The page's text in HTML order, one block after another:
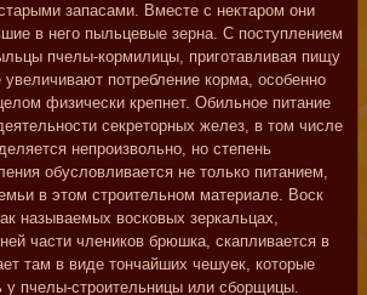
запасами. Вместе с нектаром они
в него пыльцевые зерна. С поступлением
пчелы-кормилицы, приготавливая пищу
потребление корма, особенно
физически крепнет. Обильное питание
секреторных желез, в том числе
непроизвольно, но степень
обусловливается не только питанием,
в этом строительном материале. Воск
называемых восковых зеркальцах,
части члеников брюшка, скапливается в
там в виде тончайших чешуек, которые
у пчелы-строительницы или сборщицы.